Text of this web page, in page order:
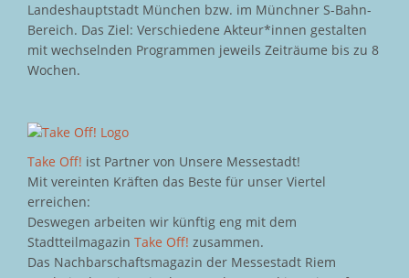
Landeshauptstadt München bzw. im Münchner S-Bahn-
Bereich. Das Ziel: Verschiedene Akteur*innen gestalten
mit wechselnden Programmen jeweils Zeiträume bis zu 8
Wochen.
Take Off! ist Partner von Unsere Messestadt!
Mit vereinten Kräften das Beste für unser Viertel
erreichen:
Deswegen arbeiten wir künftig eng mit dem
Stadtteilmagazin Take Off! zusammen.
Das Nachbarschaftsmagazin der Messestadt Riem